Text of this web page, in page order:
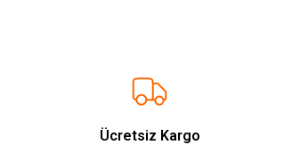
Ürün resmi kalitesiz, bozuk veya görüntülenemiyor.
Ürün açıklamasında eksik bilgiler bulunuyor.
Ücretsiz Kargo